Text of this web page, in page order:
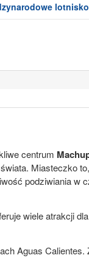
centrum
Miasteczko
podziwiania w
wiele atrakcji
Aguas Calientes.